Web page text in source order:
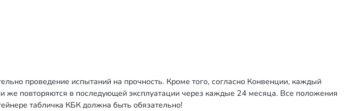
проведение испытаний на прочность. Кроме того, согласно Конвенции, каждый
же повторяются в последующей эксплуатации через каждые 24 месяца. Все положения
табличка КБК должна быть обязательно!